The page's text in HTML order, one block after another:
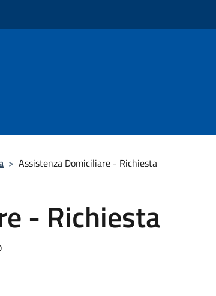
> Assistenza Domiciliare - Richiesta
- Richiesta